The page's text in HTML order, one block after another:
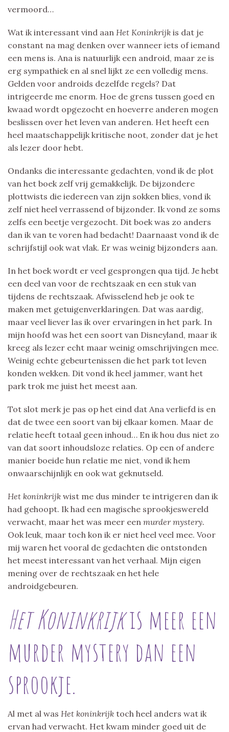
vermoord…
Wat ik interessant vind aan Het Koninkrijk is dat je
constant na mag denken over wanneer iets of iemand
een mens is. Ana is natuurlijk een android, maar ze is
erg sympathiek en al snel lijkt ze een volledig mens.
Gelden voor androids dezelfde regels? Dat
intrigeerde me enorm. Hoe de grens tussen goed en
kwaad wordt opgezocht en hoeverre anderen mogen
beslissen over het leven van anderen. Het heeft een
heel maatschappelijk kritische noot, zonder dat je het
als lezer door hebt.
Ondanks die interessante gedachten, vond ik de plot
van het boek zelf vrij gemakkelijk. De bijzondere
plottwists die iedereen van zijn sokken blies, vond ik
zelf niet heel verrassend of bijzonder. Ik vond ze soms
zelfs een beetje vergezocht. Dit boek was zo anders
dan ik van te voren had bedacht! Daarnaast vond ik de
schrijfstijl ook wat vlak. Er was weinig bijzonders aan.
In het boek wordt er veel gesprongen qua tijd. Je hebt
een deel van voor de rechtszaak en een stuk van
tijdens de rechtszaak. Afwisselend heb je ook te
maken met getuigenverklaringen. Dat was aardig,
maar veel liever las ik over ervaringen in het park. In
mijn hoofd was het een soort van Disneyland, maar ik
kreeg als lezer echt maar weinig omschrijvingen mee.
Weinig echte gebeurtenissen die het park tot leven
konden wekken. Dit vond ik heel jammer, want het
park trok me juist het meest aan.
Tot slot merk je pas op het eind dat Ana verliefd is en
dat de twee een soort van bij elkaar komen. Maar de
relatie heeft totaal geen inhoud… En ik hou dus niet zo
van dat soort inhoudsloze relaties. Op een of andere
manier boeide hun relatie me niet, vond ik hem
onwaarschijnlijk en ook wat geknutseld.
Het koninkrijk wist me dus minder te intrigeren dan ik
had gehoopt. Ik had een magische sprookjeswereld
verwacht, maar het was meer een murder mystery.
Ook leuk, maar toch kon ik er niet heel veel mee. Voor
mij waren het vooral de gedachten die ontstonden
het meest interessant van het verhaal. Mijn eigen
mening over de rechtszaak en het hele
androidgebeuren.
Het Koninkrijkis meer een
murder mystery dan een
sprookje.
Al met al was Het koninkrijk toch heel anders wat ik
ervan had verwacht. Het kwam minder goed uit de